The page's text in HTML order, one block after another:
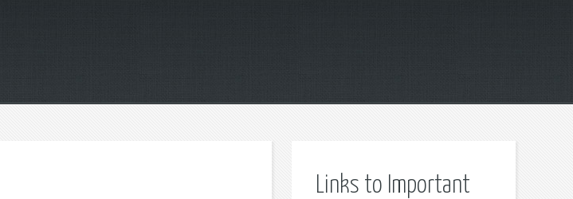
Links to Important